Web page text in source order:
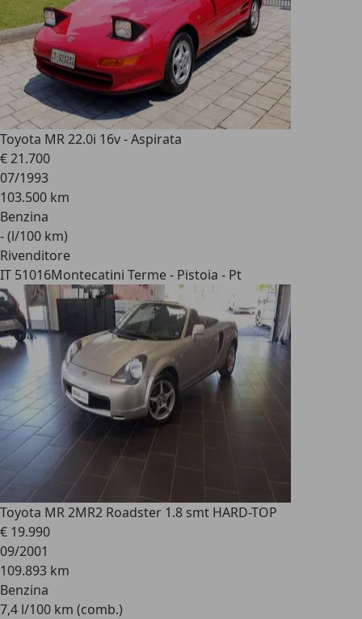
Toyota MR 22.0i 16v - Aspirata
€ 21.700
07/1993
103.500 km
Benzina
- (l/100 km)
Rivenditore
IT 51016Montecatini Terme - Pistoia - Pt
Toyota MR 2MR2 Roadster 1.8 smt HARD-TOP
€ 19.990
09/2001
109.893 km
Benzina
7,4 l/100 km (comb.)